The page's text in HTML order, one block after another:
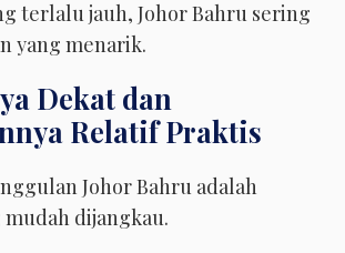
terlalu jauh, Johor Bahru sering
yang menarik.
Dekat dan
Relatif Praktis
Johor Bahru adalah
mudah dijangkau.